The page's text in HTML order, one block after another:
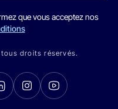
que vous acceptez nos
droits réservés.